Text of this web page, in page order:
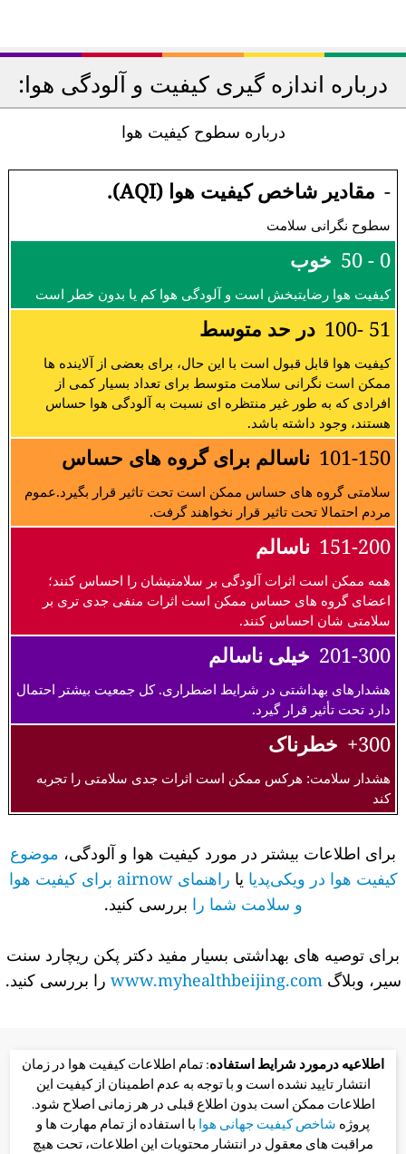
درباره اندازه گیری کیفیت و آلودگی هوا:
درباره سطوح کیفیت هوا
- مقادیر شاخص کیفیت هوا (AQI).
سطوح نگرانی سلامت
0 - 50 خوب
کیفیت هوا رضایتبخش است و آلودگی هوا کم یا بدون خطر است
51 -100 در حد متوسط
کیفیت هوا قابل قبول است با این حال، برای بعضی از آلاینده ها
ممکن است نگرانی سلامت متوسط برای تعداد بسیار کمی از
افرادی که به طور غیر منتظره ای نسبت به آلودگی هوا حساس
هستند، وجود داشته باشد.
101-150 ناسالم برای گروه های حساس
سلامتی گروه های حساس ممکن است تحت تاثیر قرار بگیرد.عموم
مردم احتمالا تحت تاثیر قرار نخواهند گرفت.
151-200 ناسالم
همه ممکن است اثرات آلودگی بر سلامتیشان را احساس کنند؛
اعضای گروه های حساس ممکن است اثرات منفی جدی تری بر
سلامتی شان احساس کنند.
201-300 خیلی ناسالم
هشدارهای بهداشتی در شرایط اضطراری. کل جمعیت بیشتر احتمال
دارد تحت تأثیر قرار گیرد.
300+ خطرناک
هشدار سلامت: هرکس ممکن است اثرات جدی سلامتی را تجربه
کند
برای اطلاعات بیشتر در مورد کیفیت هوا و آلودگی، موضوع
کیفیت هوا در ویکی‌پدیا یا
راهنمای airnow برای کیفیت هوا
و سلامت شما را بررسی کنید.
برای توصیه های بهداشتی بسیار مفید دکتر پکن ریچارد سنت
سیر، وبلاگwww.myhealthbeijing.com را بررسی کنید.
اطلاعیه درمورد شرایط استفاده: تمام اطلاعات کیفیت هوا در زمان
انتشار تایید نشده است و با توجه به عدم اطمینان از کیفیت این
اطلاعات ممکن است بدون اطلاع قبلی در هر زمانی اصلاح شود.
پروژه شاخص کیفیت جهانی هوا با استفاده از تمام مهارت ها و
مراقبت های معقول در انتشار محتویات این اطلاعات، تحت هیچ